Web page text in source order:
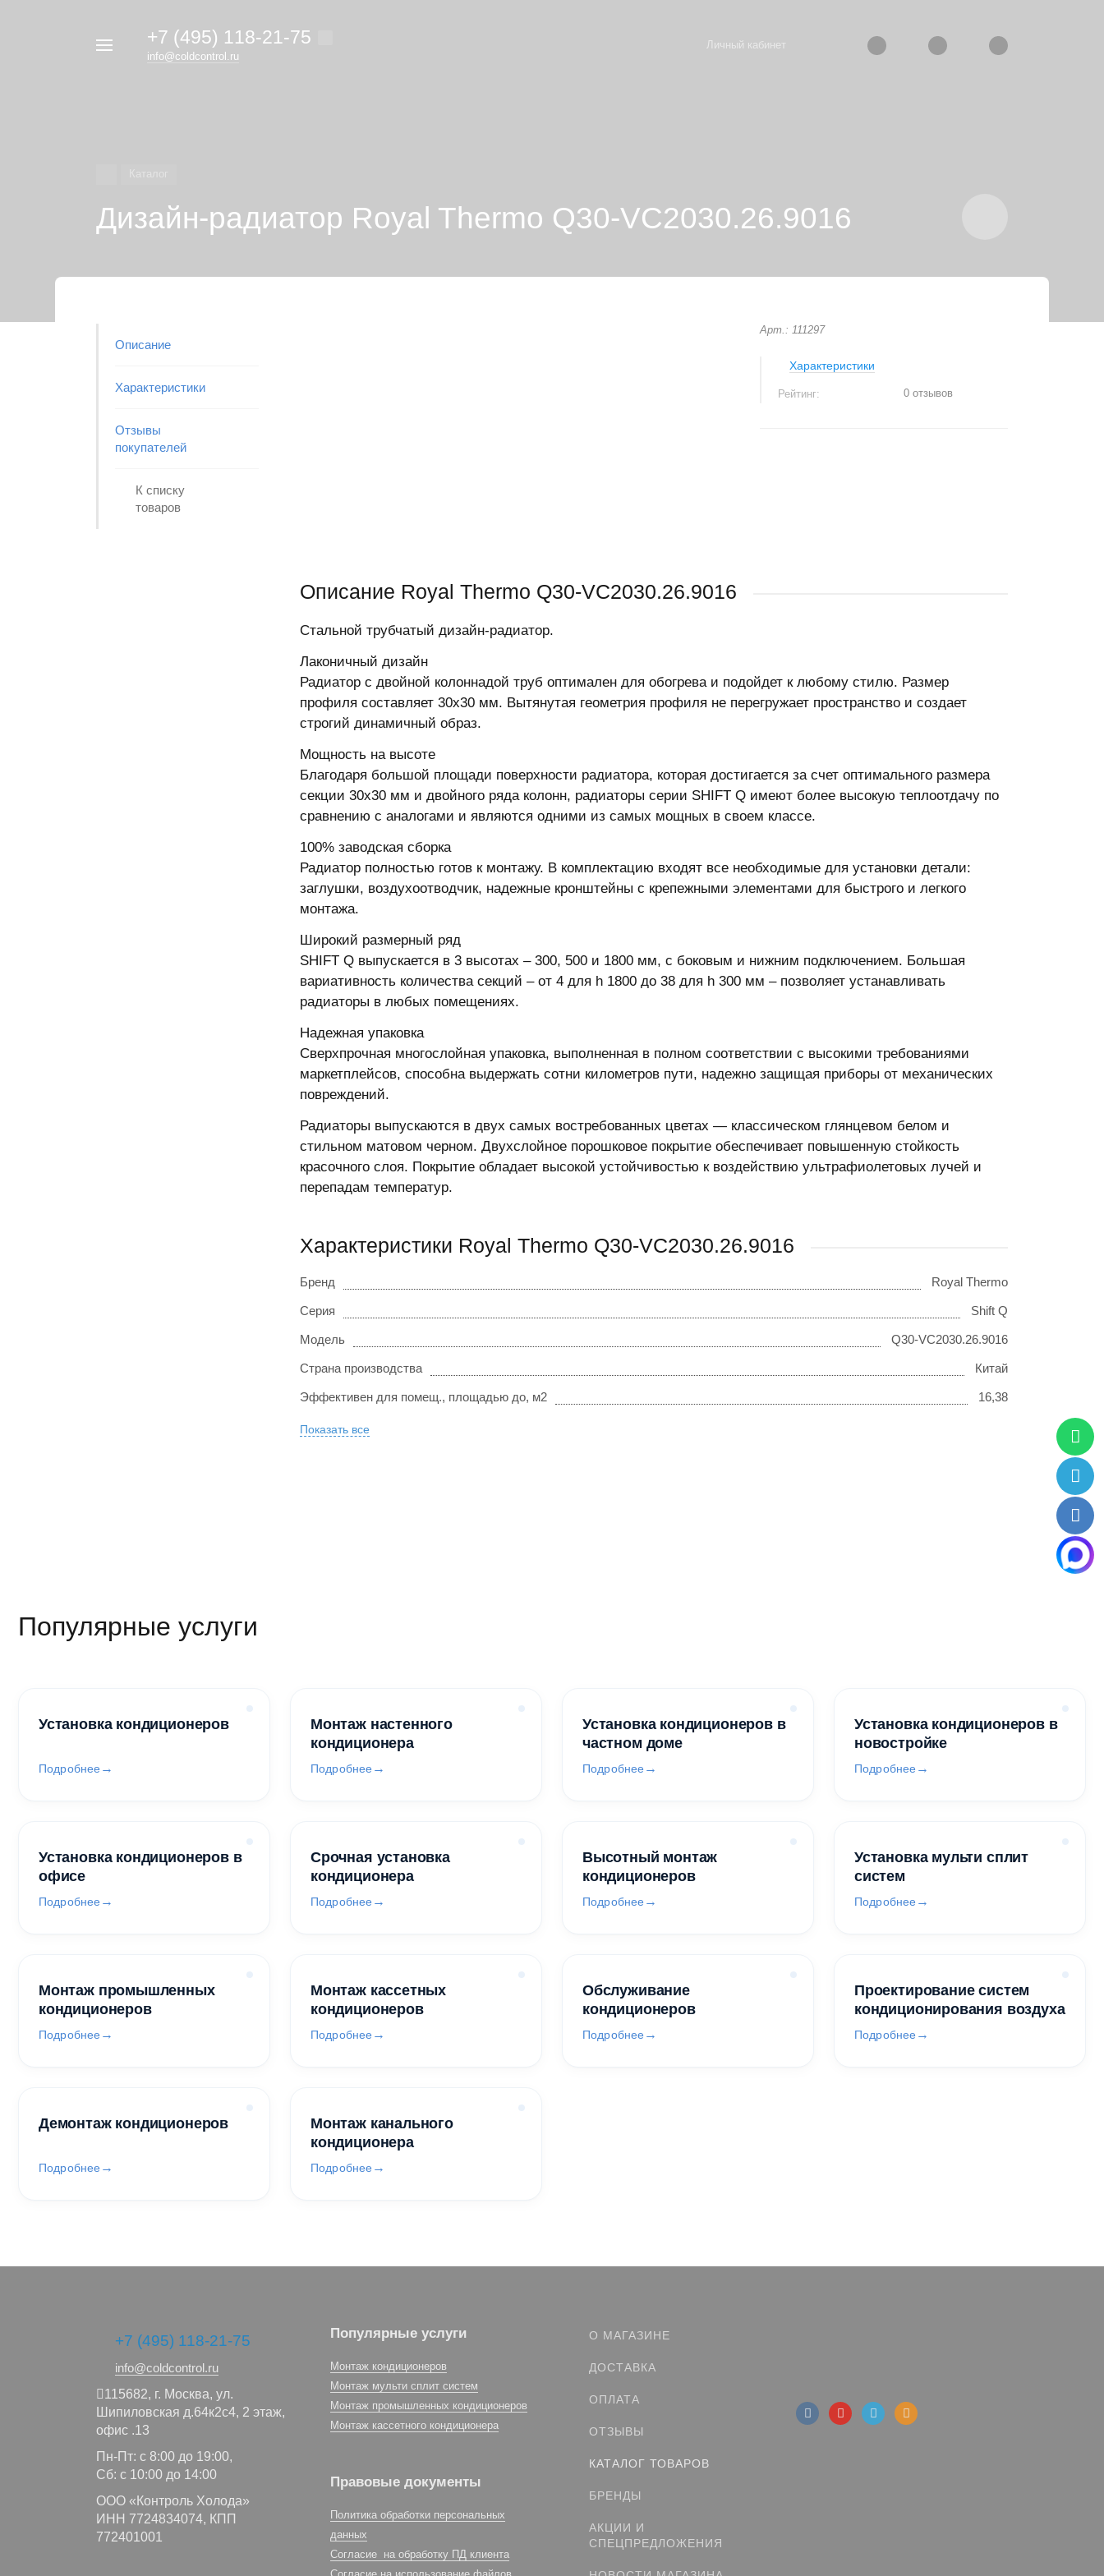
+7 (495) 118-21-75
info@coldcontrol.ru
Личный кабинет
Дизайн-радиатор Royal Thermo Q30-VC2030.26.9016
Описание
Характеристики
Отзывы
покупателей
К списку
товаров
Арт.: 111297
Характеристики
Рейтинг: 0 отзывов
Описание Royal Thermo Q30-VC2030.26.9016
Стальной трубчатый дизайн-радиатор.
Лаконичный дизайн
Радиатор с двойной колоннадой труб оптимален для обогрева и подойдет к любому стилю. Размер
профиля составляет 30х30 мм. Вытянутая геометрия профиля не перегружает пространство и создает
строгий динамичный образ.
Мощность на высоте
Благодаря большой площади поверхности радиатора, которая достигается за счет оптимального размера
секции 30х30 мм и двойного ряда колонн, радиаторы серии SHIFT Q имеют более высокую теплоотдачу по
сравнению с аналогами и являются одними из самых мощных в своем классе.
100% заводская сборка
Радиатор полностью готов к монтажу. В комплектацию входят все необходимые для установки детали:
заглушки, воздухоотводчик, надежные кронштейны с крепежными элементами для быстрого и легкого
монтажа.
Широкий размерный ряд
SHIFT Q выпускается в 3 высотах – 300, 500 и 1800 мм, с боковым и нижним подключением. Большая
вариативность количества секций – от 4 для h 1800 до 38 для h 300 мм – позволяет устанавливать
радиаторы в любых помещениях.
Надежная упаковка
Сверхпрочная многослойная упаковка, выполненная в полном соответствии с высокими требованиями
маркетплейсов, способна выдержать сотни километров пути, надежно защищая приборы от механических
повреждений.
Радиаторы выпускаются в двух самых востребованных цветах — классическом глянцевом белом и
стильном матовом черном. Двухслойное порошковое покрытие обеспечивает повышенную стойкость
красочного слоя. Покрытие обладает высокой устойчивостью к воздействию ультрафиолетовых лучей и
перепадам температур.
Характеристики Royal Thermo Q30-VC2030.26.9016
Бренд Royal Thermo
Серия Shift Q
Модель Q30-VC2030.26.9016
Страна производства Китай
Эффективен для помещ., площадью до, м2 16,38
Показать все
Популярные услуги
Установка кондиционеров
Подробнее
Монтаж настенного
кондиционера
Подробнее
Установка кондиционеров в
частном доме
Подробнее
Установка кондиционеров в
новостройке
Подробнее
Установка кондиционеров в
офисе
Подробнее
Срочная установка
кондиционера
Подробнее
Высотный монтаж
кондиционеров
Подробнее
Установка мульти сплит
систем
Подробнее
Монтаж промышленных
кондиционеров
Подробнее
Монтаж кассетных
кондиционеров
Подробнее
Обслуживание
кондиционеров
Подробнее
Проектирование систем
кондиционирования воздуха
Подробнее
Демонтаж кондиционеров
Подробнее
Монтаж канального
кондиционера
Подробнее
+7 (495) 118-21-75
info@coldcontrol.ru
115682, г. Москва, ул.
Шипиловская д.64к2с4, 2 этаж,
офис .13
Пн-Пт: с 8:00 до 19:00,
Сб: с 10:00 до 14:00
ООО «Контроль Холода»
ИНН 7724834074, КПП
772401001
Популярные услуги
Монтаж кондиционеров
Монтаж мульти сплит систем
Монтаж промышленных кондиционеров
Монтаж кассетного кондиционера
Правовые документы
Политика обработки персональных
данных
Согласие на обработку ПД клиента
О МАГАЗИНЕ
ДОСТАВКА
ОПЛАТА
ОТЗЫВЫ
КАТАЛОГ ТОВАРОВ
БРЕНДЫ
АКЦИИ И
СПЕЦПРЕДЛОЖЕНИЯ